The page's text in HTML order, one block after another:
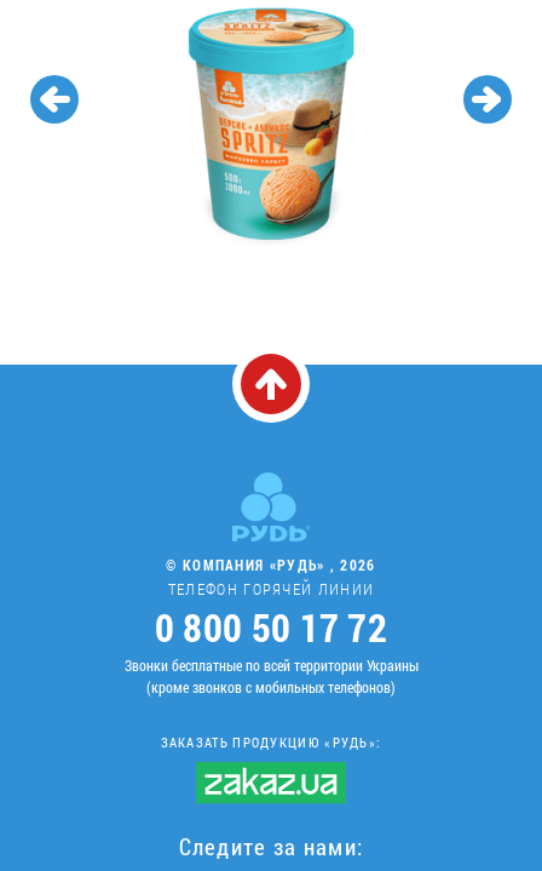
© КОМПАНИЯ «РУДЬ» , 2026
ТЕЛЕФОН ГОРЯЧЕЙ ЛИНИИ
0 800 50 17 72
Звонки бесплатные по всей территории Украины
(кроме звонков с мобильных телефонов)
ЗАКАЗАТЬ ПРОДУКЦИЮ «РУДЬ»:
Следите за нами: